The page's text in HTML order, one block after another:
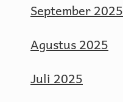
September 2025
Agustus 2025
Juli 2025